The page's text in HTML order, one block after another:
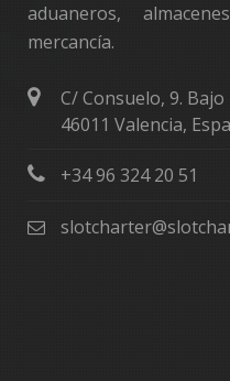
aduaneros,
mercancía.
C/ Consuelo, 9. Bajo
46011 Valencia,
+34 96 324 20 51